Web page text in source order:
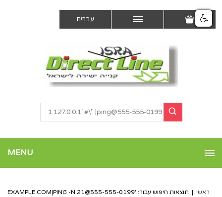
עברית
MENU
ראשי | תוצאות חיפוש עבור: '555-555-0199@EXAMPLE.COM
|PING -N 21